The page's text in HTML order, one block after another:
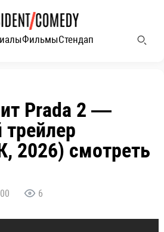
ФильмыСтендап
Prada 2 —
2026) смотреть
6